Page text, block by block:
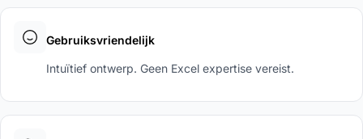
Gebruiksvriendelijk
Intuïtief ontwerp. Geen Excel expertise vereist.